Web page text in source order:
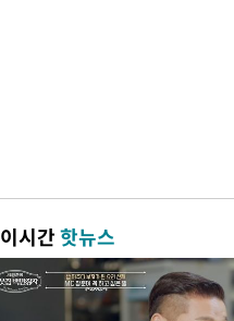
이시간핫뉴스